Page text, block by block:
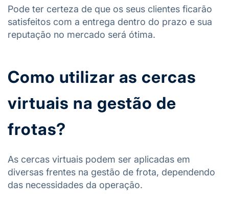
Pode ter certeza de que os seus clientes ficarão
satisfeitos com a entrega dentro do prazo e sua
reputação no mercado será ótima.
Como utilizar as cercas
virtuais na gestão de
frotas?
As cercas virtuais podem ser aplicadas em
diversas frentes na gestão de frota, dependendo
das necessidades da operação.